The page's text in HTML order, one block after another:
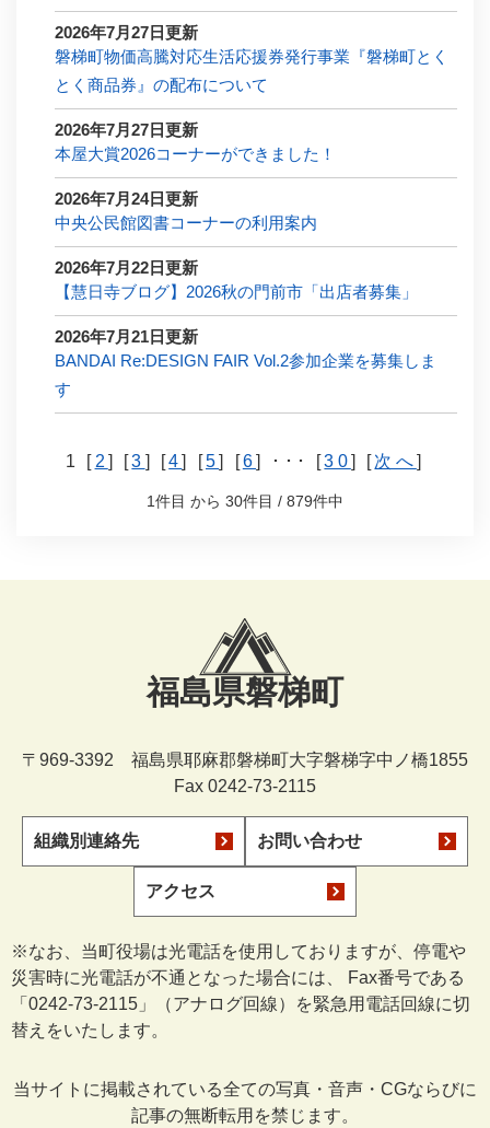
2026年7月27日更新
磐梯町物価高騰対応生活応援券発行事業『磐梯町とく
とく商品券』の配布について
2026年7月27日更新
本屋大賞2026コーナーができました！
2026年7月24日更新
中央公民館図書コーナーの利用案内
2026年7月22日更新
【慧日寺ブログ】2026秋の門前市「出店者募集」
2026年7月21日更新
BANDAI Re:DESIGN FAIR Vol.2参加企業を募集しま
す
1 [ 2 ] [3 ] [4] [5] [6] ･･･ [30] [次へ]
1件目 から 30件目 / 879件中
福島県磐梯町
〒969-3392 福島県耶麻郡磐梯町大字磐梯字中ノ橋1855
Fax 0242-73-2115
組織別連絡先 お問い合わせ
アクセス
※なお、当町役場は光電話を使用しておりますが、停電や
災害時に光電話が不通となった場合には、 Fax番号である
「0242-73-2115」（アナログ回線）を緊急用電話回線に切
替えをいたします。
当サイトに掲載されている全ての写真・音声・CGならびに
記事の無断転用を禁じます。